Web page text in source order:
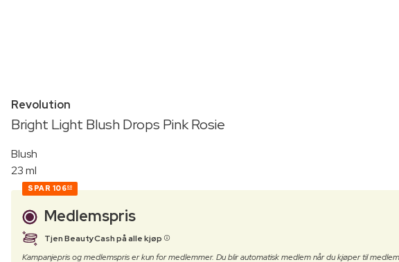
Revolution
Bright Light Blush Drops Pink Rosie
Blush
23 ml
SPAR 10600
Medlemspris
Tjen BeautyCash på alle kjøp
Kampanjepris og medlemspris er kun for medlemmer. Du blir automatisk medlem når du kjøper til